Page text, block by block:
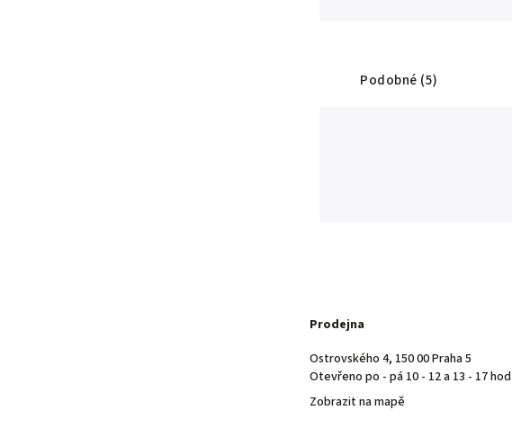
Podobné (5)
Prodejna
Ostrovského 4, 150 00 Praha 5
Otevřeno po - pá 10 - 12 a 13 - 17 hod
Zobrazit na mapě